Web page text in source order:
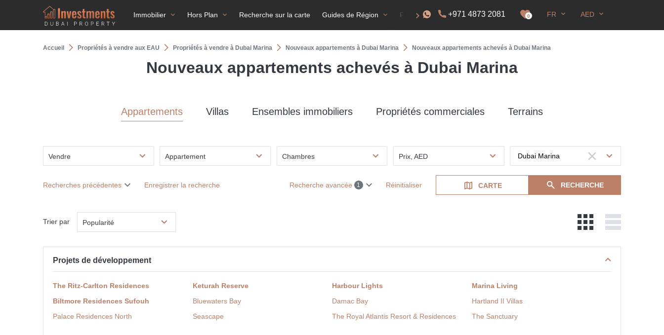
Immobilier Hors Plan Recherche sur la carte Guides de Région FAQ TDS+971 4873 2081 0 FR AED
Accueil Propriétés à vendre aux EAU Propriétés à vendre à Dubai Marina Nouveaux appartements à Dubai Marina Nouveaux appartements achevés à Dubai Marina
Nouveaux appartements achevés à Dubai Marina
Appartements Villas Ensembles immobiliers Propriétés commerciales Terrains
Vendre Appartement Chambres Prix, AED
Recherches précédentes Enregistrer la recherche Recherche avancée 1 Réinitialiser CARTE RECHERCHE
Trier par Popularité
Projets de développement
The Ritz-Carlton Residences Keturah Reserve Harbour Lights
Marina Living
Biltmore Residences Sufouh
Bluewaters Bay Damac Bay
Hartland II Villas
Palace Residences North
Seascape The Royal Atlantis Resort & Residences The Sanctuary